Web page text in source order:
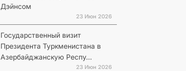
Дэйнсом
23 Июн 2026
Государственный визит
Президента Туркменистана в
Азербайджанскую Респу...
23 Июн 2026